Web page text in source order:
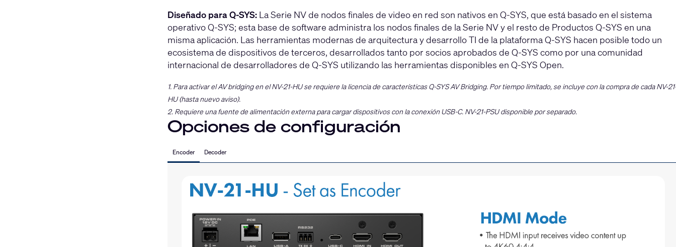
Diseñado para Q-SYS:La Serie NV de nodos finales de video en red son nativos en Q-SYS, que está basado en el sistema
operativo Q-SYS; esta base de software administra los nodos finales de la Serie NV y el resto de Productos Q-SYS en una
misma aplicación. Las herramientas modernas de arquitectura y desarrollo TI de la plataforma Q-SYS hacen posible todo un
ecosistema de dispositivos de terceros, desarrollados tanto por socios aprobados de Q-SYS como por una comunidad
internacional de desarrolladores de Q-SYS utilizando las herramientas disponibles en Q-SYS Open.
1. Para activar el AV bridging en el NV-21-HU se requiere la licencia de características Q-SYS AV Bridging. Por tiempo limitado, se incluye con la compra de cada NV-
HU (hasta nuevo aviso).
2. Requiere una fuente de alimentación externa para cargar dispositivos con la conexión USB-C. NV-21-PSU disponible por separado.
Opciones de configuración
Encoder Decoder